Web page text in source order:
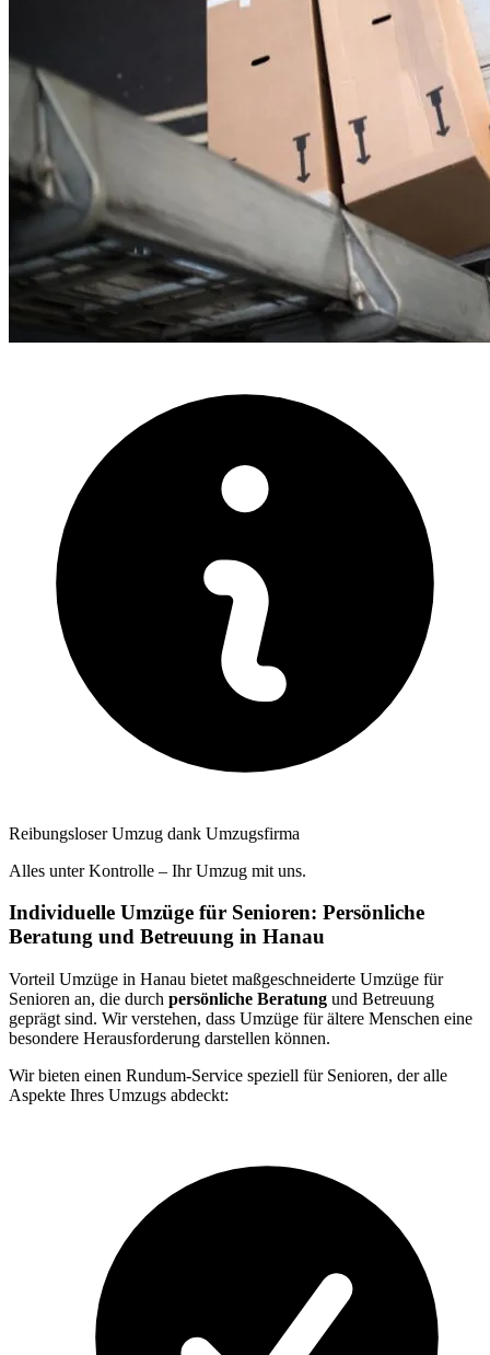
Reibungsloser Umzug dank Umzugsfirma
Alles unter Kontrolle – Ihr Umzug mit uns.
Individuelle Umzüge für Senioren: Persönliche
Beratung und Betreuung in Hanau
Vorteil Umzüge in Hanau bietet maßgeschneiderte Umzüge für
Senioren an, die durch persönliche Beratung und Betreuung
geprägt sind. Wir verstehen, dass Umzüge für ältere Menschen eine
besondere Herausforderung darstellen können.
Wir bieten einen Rundum-Service speziell für Senioren, der alle
Aspekte Ihres Umzugs abdeckt: